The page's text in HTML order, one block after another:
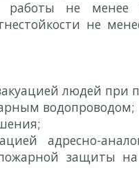
не менее
не
людей при
водопроводом;
адресно-
защиты